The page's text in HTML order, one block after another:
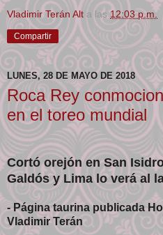
Vladimir Terán Alt a las12:03 p.m.
Compartir
LUNES, 28 DE MAYO DE 2018
Roca Rey
en el toreo mundial
Cortó orejón en San
Galdós y Lima lo verá al
- Página taurina publicada
Vladimir Terán